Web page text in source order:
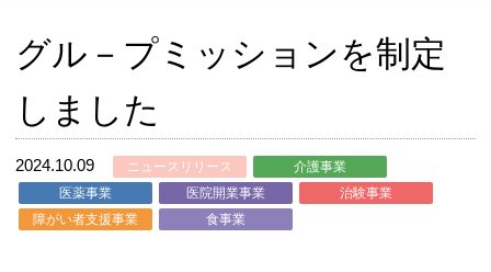
グル－プミッションを制定
しました
2024.10.09 ニュースリリース
介護事業
医薬事業
医院開業事業
治験事業
障がい者支援事業
食事業